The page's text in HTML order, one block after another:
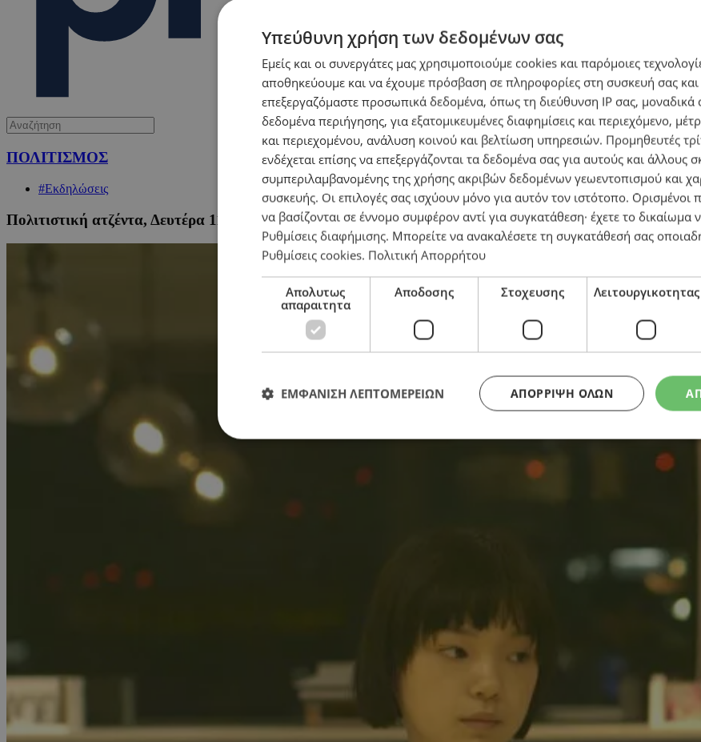
ΠΟΛΙΤΙΣΜΟΣ
#Εκδηλώσεις
Πολιτιστική ατζέντα, Δευτέρα 11 Μαΐου
Υπεύθυνη χρήση των δεδομένων σας
Εμείς και οι συνεργάτες μας χρησιμοποιούμε cookies και παρόμοιες
αποθηκεύουμε και να έχουμε πρόσβαση σε πληροφορίες στη συσκευή σας
επεξεργαζόμαστε προσωπικά δεδομένα, όπως τη διεύθυνση IP σας, μοναδικά
δεδομένα περιήγησης, για εξατομικευμένες διαφημίσεις και περιεχόμενο,
και περιεχομένου, ανάλυση κοινού και βελτίωση υπηρεσιών. Προμηθευτές
ενδέχεται επίσης να επεξεργάζονται τα δεδομένα σας για αυτούς και άλλους
συμπεριλαμβανομένης της χρήσης ακριβών δεδομένων γεωεντοπισμού και
συσκευής. Οι επιλογές σας ισχύουν μόνο για αυτόν τον ιστότοπο. Ορισμένοι
να βασίζονται σε έννομο συμφέρον αντί για συγκατάθεση· έχετε το δικαίωμα
Ρυθμίσεις διαφήμισης. Μπορείτε να ανακαλέσετε τη συγκατάθεσή σας
Ρυθμίσεις cookies. Πολιτική Απορρήτου
Απολυτως
απαραιτητα
Αποδοσης Στοχευσης Λειτουργικοτητας
ΑΠΌΡΡΙΨΗ ΌΛΩΝ
ΕΜΦΑΝΙΣΗ ΛΕΠΤΟΜΕΡΕΙΩΝ